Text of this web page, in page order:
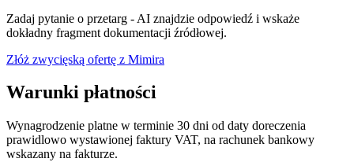
Zadaj pytanie o przetarg - AI znajdzie odpowiedź i wskaże
dokładny fragment dokumentacji źródłowej.
Złóż zwycięską ofertę z Mimira
Warunki płatności
Wynagrodzenie platne w terminie 30 dni od daty doreczenia
prawidlowo wystawionej faktury VAT, na rachunek bankowy
wskazany na fakturze.